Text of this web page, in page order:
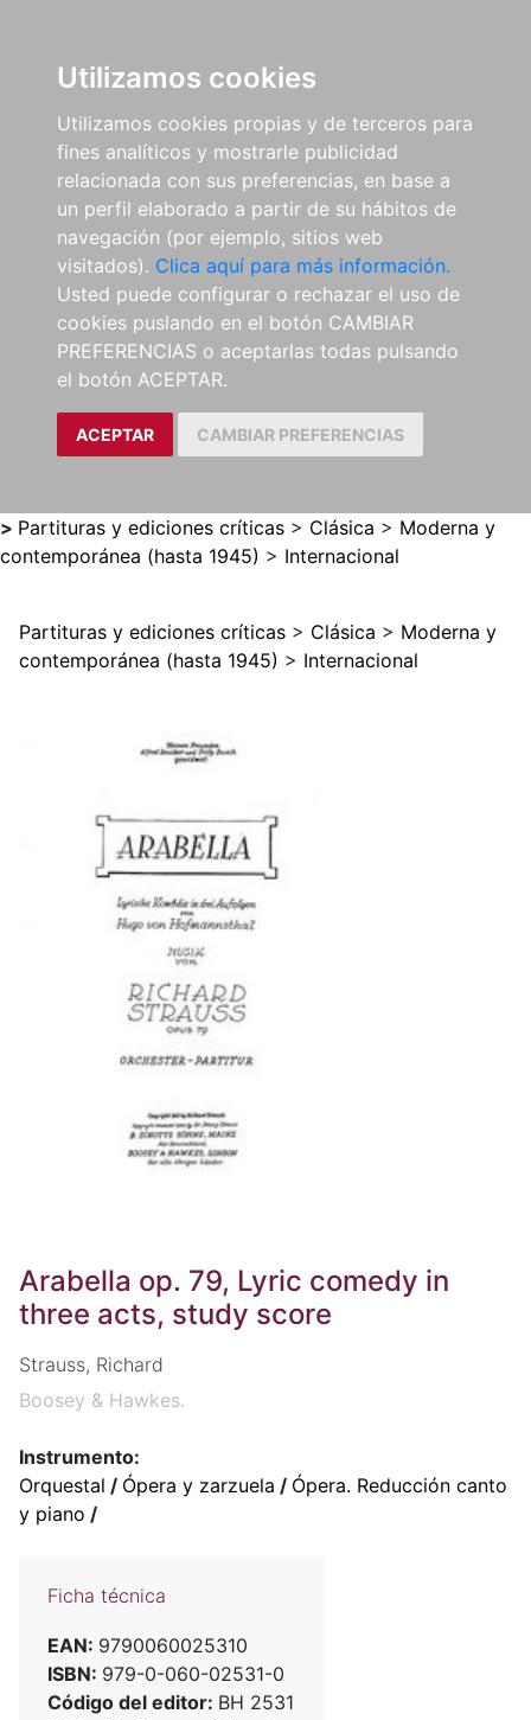
Utilizamos cookies
Utilizamos cookies propias y de terceros para
fines analíticos y mostrarle publicidad
relacionada con sus preferencias, en base a
un perfil elaborado a partir de su hábitos de
navegación (por ejemplo, sitios web
visitados). Clica aquí para más información.
Usted puede configurar o rechazar el uso de
cookies puslando en el botón CAMBIAR
PREFERENCIAS o aceptarlas todas pulsando
el botón ACEPTAR.
ACEPTAR CAMBIAR PREFERENCIAS
> Partituras y ediciones críticas > Clásica > Moderna y
contemporánea (hasta 1945) > Internacional
Partituras y ediciones críticas > Clásica > Moderna y
contemporánea (hasta 1945) > Internacional
Arabella op. 79, Lyric comedy in
three acts, study score
Strauss, Richard
Boosey & Hawkes.
Instrumento:
Orquestal / Ópera y zarzuela / Ópera. Reducción canto
y piano /
Ficha técnica
EAN: 9790060025310
ISBN: 979-0-060-02531-0
Código del editor: BH 2531